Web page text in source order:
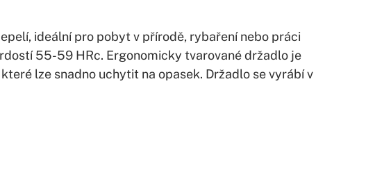
ideální pro pobyt v přírodě, rybaření nebo práci
55-59 HRc. Ergonomicky tvarované držadlo je
lze snadno uchytit na opasek. Držadlo se vyrábí v